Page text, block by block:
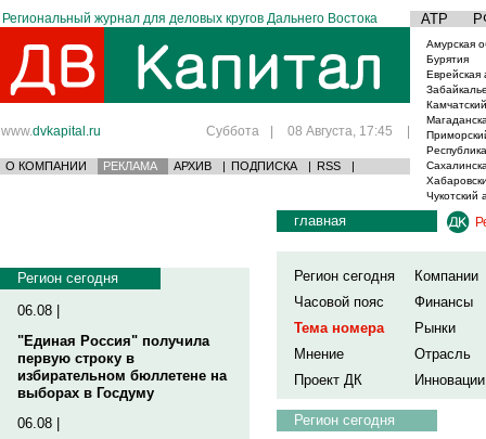
Региональный журнал для деловых кругов Дальнего Востока АТР
www.dvkapital.ru Суббота | 08 Августа, 17:45 |
О КОМПАНИИ РЕКЛАМА АРХИВ | ПОДПИСКА | RSS |
Амурская
Бурятия
Еврейская
Чукотский
Регион сегодня
06.08 |
"Единая Россия" получила
первую строку в
избирательном бюллетене на
выборах в Госдуму
06.08 |
главная
Регион сегодня
Компании
Часовой пояс
Финансы
Тема номера
Рынки
Мнение
Отрасль
Проект ДК
Инновации
Регион сегодня